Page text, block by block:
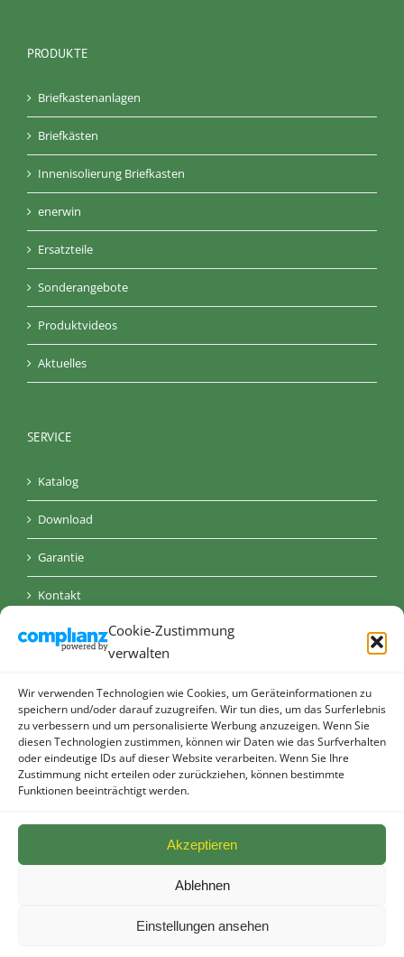
Cookie-Zustimmung
verwalten
Wir verwenden Technologien wie Cookies, um Geräteinformationen zu
speichern und/oder darauf zuzugreifen. Wir tun dies, um das Surferlebnis
zu verbessern und um personalisierte Werbung anzuzeigen. Wenn Sie
diesen Technologien zustimmen, können wir Daten wie das Surfverhalten
oder eindeutige IDs auf dieser Website verarbeiten. Wenn Sie Ihre
Zustimmung nicht erteilen oder zurückziehen, können bestimmte
Funktionen beeinträchtigt werden.
Akzeptieren
Ablehnen
Einstellungen ansehen
PRODUKTE
Briefkastenanlagen
Briefkästen
Innenisolierung Briefkasten
enerwin
Ersatzteile
Sonderangebote
Produktvideos
Aktuelles
SERVICE
Katalog
Download
Garantie
Kontakt
AGB
Impressum
Cookie-Richtlinie (EU)
© allebacker Schulte GmbH - Radeberger Straße 48 - 01900